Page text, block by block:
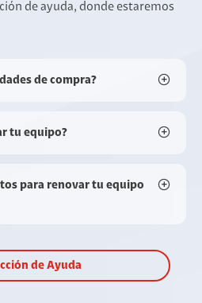
de ayuda, donde estaremos
de compra?
tu equipo?
para renovar tu equipo
de Ayuda